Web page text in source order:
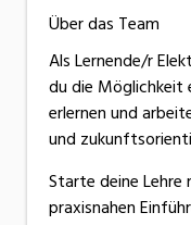
Über das Team
Als Lernende/r
du die Möglichkeit
erlernen und
und
Starte deine Lehre
praxisnahen